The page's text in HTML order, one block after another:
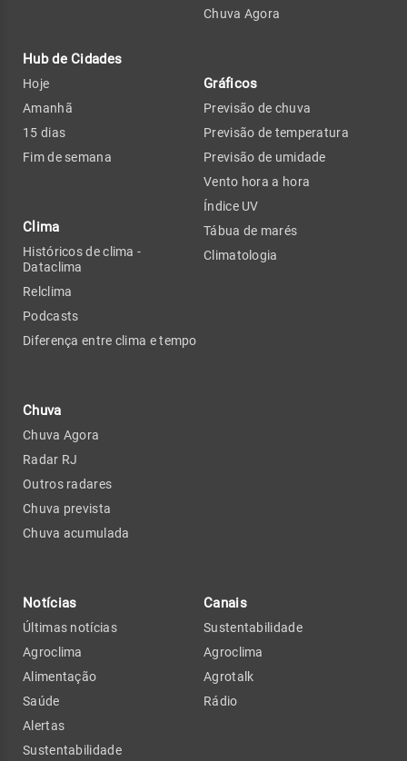
Hub de Cidades
Hoje
Amanhã
15 dias
Fim de semana
Clima
Históricos de clima -
Dataclima
Relclima
Podcasts
Diferença entre clima e tempo
Chuva
Chuva Agora
Radar RJ
Outros radares
Chuva prevista
Chuva acumulada
Chuva Agora
Gráficos
Previsão de chuva
Previsão de temperatura
Previsão de umidade
Vento hora a hora
Índice UV
Tábua de marés
Climatologia
Notícias
Últimas notícias
Agroclima
Alimentação
Saúde
Alertas
Sustentabilidade
Canais
Sustentabilidade
Agroclima
Agrotalk
Rádio